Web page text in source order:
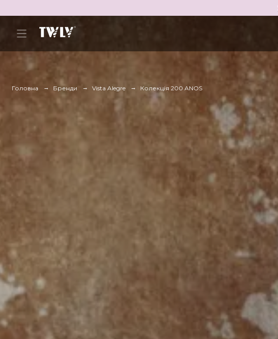
Головна Бренди Vista Alegre Колекція 200 ANOS